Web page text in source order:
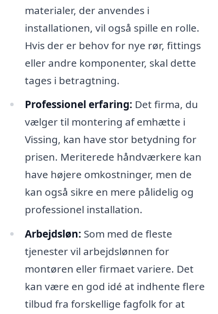
materialer, der anvendes i
installationen, vil også spille en rolle.
Hvis der er behov for nye rør, fittings
eller andre komponenter, skal dette
tages i betragtning.
Professionel erfaring: Det firma, du
vælger til montering af emhætte i
Vissing, kan have stor betydning for
prisen. Meriterede håndværkere kan
have højere omkostninger, men de
kan også sikre en mere pålidelig og
professionel installation.
Arbejdsløn: Som med de fleste
tjenester vil arbejdslønnen for
montøren eller firmaet variere. Det
kan være en god idé at indhente flere
tilbud fra forskellige fagfolk for at